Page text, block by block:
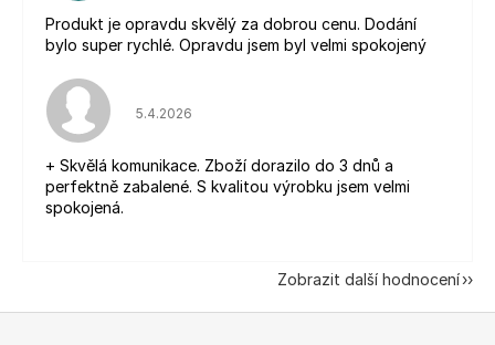
Produkt je opravdu skvělý za dobrou cenu. Dodání
bylo super rychlé. Opravdu jsem byl velmi spokojený
Hodnocení obchodu je 5 z 5 hvězdiček.
5.4.2026
+ Skvělá komunikace. Zboží dorazilo do 3 dnů a
perfektně zabalené. S kvalitou výrobku jsem velmi
spokojená.
Zobrazit další hodnocení